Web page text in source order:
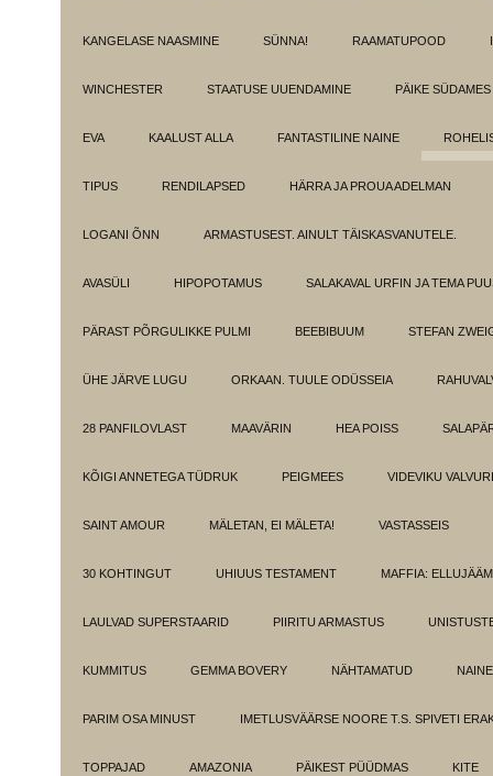
KANGELASE NAASMINE SÜNNA! RAAMATUPOOD
WINCHESTER STAATUSE UUENDAMINE PÄIKE SÜDAMES
EVA KAALUST ALLA FANTASTILINE NAINE
TIPUS RENDILAPSED HÄRRA JA PROUA ADELMAN
LOGANI ÕNN ARMASTUSEST. AINULT TÄISKASVANUTELE.
AVASÜLI HIPOPOTAMUS SALAKAVAL URFIN JA TEMA
PÄRAST PÕRGULIKKE PULMI BEEBIBUUM STEFAN
ÜHE JÄRVE LUGU ORKAAN. TUULE ODÜSSEIA
28 PANFILOVLAST MAAVÄRIN HEA POISS
KÕIGI ANNETEGA TÜDRUK PEIGMEES VIDEVIKU
SAINT AMOUR MÄLETAN, EI MÄLETA! VASTASSEIS
30 KOHTINGUT UHIUUS TESTAMENT MAFFIA:
LAULVAD SUPERSTAARID PIIRITU ARMASTUS
KUMMITUS GEMMA BOVERY NÄHTAMATUD
PARIM OSA MINUST IMETLUSVÄÄRSE NOORE T.S. SPIVETI
TOPPAJAD AMAZONIA PÄIKEST PÜÜDMAS KITE